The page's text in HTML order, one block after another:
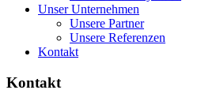
Unser Unternehmen
Unsere Partner
Unsere Referenzen
Kontakt
Kontakt